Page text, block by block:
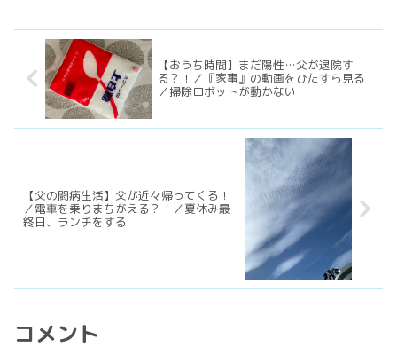
【おうち時間】まだ陽性…父が退院す
る？！／『家事』の動画をひたすら見る
／掃除ロボットが動かない
【父の闘病生活】父が近々帰ってくる！
／電車を乗りまちがえる？！／夏休み最
終日、ランチをする
コメント